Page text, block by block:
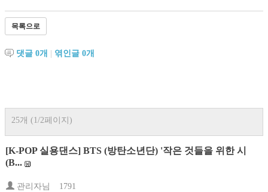
목록으로
댓글 0개 엮인글 0개
25개 (1/2페이지)
[K-POP 실용댄스] BTS (방탄소년단) '작은 것들을 위한 시
(B...
관리자님 1791